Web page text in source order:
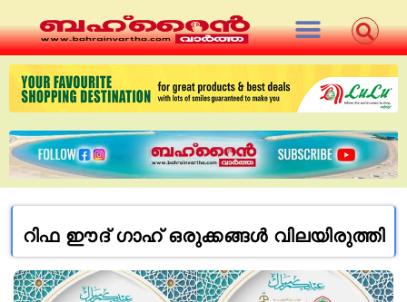
റിഫ ഈദ് ഗാഹ് ഒരുക്കങ്ങള്‍ വിലയിരുത്തി